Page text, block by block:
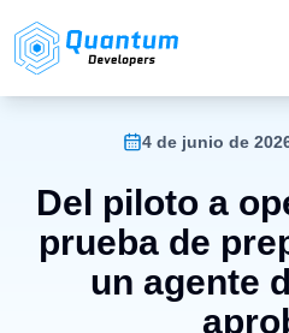
4 de junio de
Del piloto a
prueba de
un agente